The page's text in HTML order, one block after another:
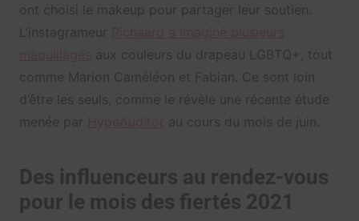
ont choisi le makeup pour partager leur soutien.
L’instagrameur
aux couleurs du drapeau LGBTQ+, tout
comme Marion Caméléon et Fabian. Ce sont loin
d’être les seuls, comme le révèle une récente étude
menée par
au cours du mois de juin.
Des influenceurs au rendez-vous
pour le mois des fiertés 2021